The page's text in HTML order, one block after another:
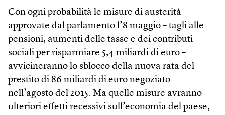
Con ogni probabilità le misure di austerità
approvate dal parlamento l’8 maggio – tagli alle
pensioni, aumenti delle tasse e dei contributi
sociali per risparmiare 5,4 miliardi di euro –
avvicineranno lo sblocco della nuova rata del
prestito di 86 miliardi di euro negoziato
nell’agosto del 2015. Ma quelle misure avranno
ulteriori effetti recessivi sull’economia del paese,